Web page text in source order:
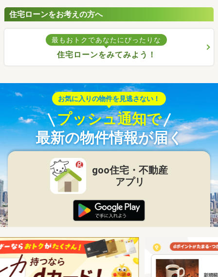
住宅ローンをお考えの方へ
最もおトクであなたにぴったりな
住宅ローンをみてみよう！
お気に入りの物件を見逃さない！
プッシュ通知で
最新の物件情報が届く
goo住宅・不動産
アプリ